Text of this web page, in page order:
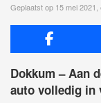
Geplaatst op 15 mei 2021,
Dokkum – Aan
auto volledig in